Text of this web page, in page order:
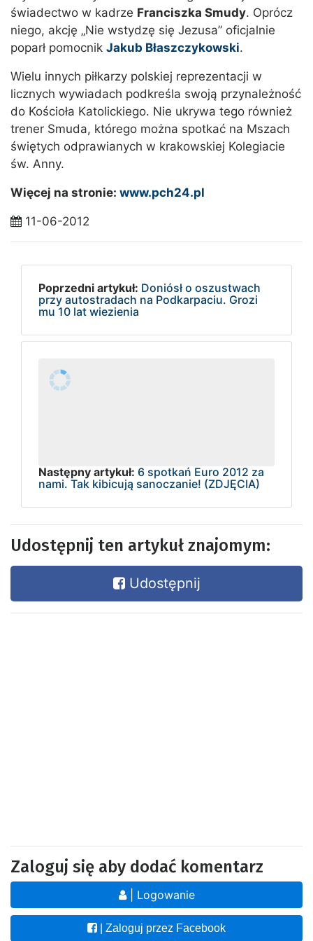
świadectwo w kadrze Franciszka Smudy. Oprócz
niego, akcję „Nie wstydzę się Jezusa” oficjalnie
poparł pomocnik Jakub Błaszczykowski.
Wielu innych piłkarzy polskiej reprezentacji w
licznych wywiadach podkreśla swoją przynależność
do Kościoła Katolickiego. Nie ukrywa tego również
trener Smuda, którego można spotkać na Mszach
świętych odprawianych w krakowskiej Kolegiacie
św. Anny.
Więcej na stronie: www.pch24.pl
11-06-2012
Poprzedni artykuł: Doniósł o oszustwach
przy autostradach na Podkarpaciu. Grozi
mu 10 lat wiezienia
Następny artykuł: 6 spotkań Euro 2012 za
nami. Tak kibicują sanoczanie! (ZDJĘCIA)
Udostępnij ten artykuł znajomym:
Udostępnij
Zaloguj się aby dodać komentarz
| Logowanie
| Zaloguj przez Facebook